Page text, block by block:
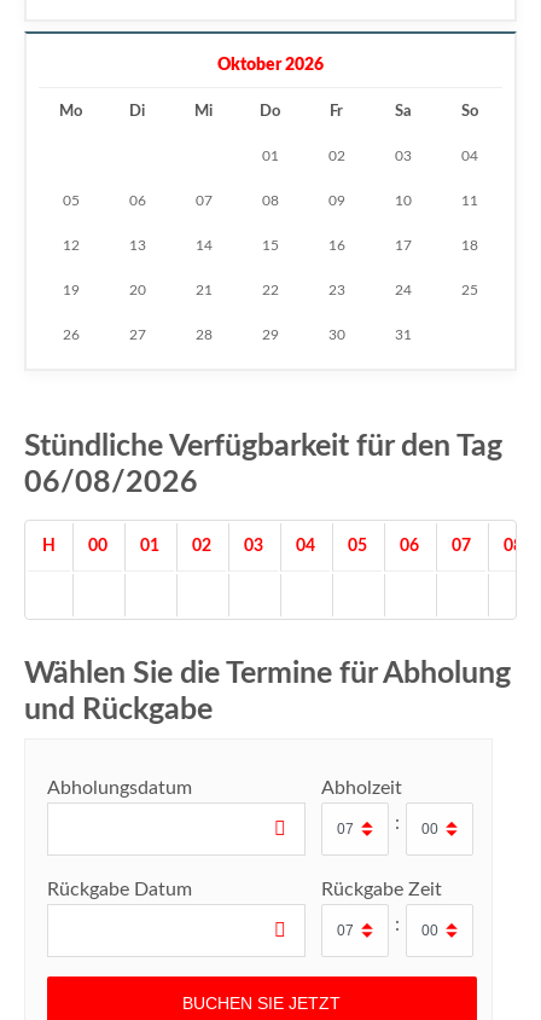
Oktober 2026
Mo Di Mi Do Fr Sa So
01 02 03 04
05 06 07 08 09 10 11
12 13 14 15 16 17 18
19 20 21 22 23 24 25
26 27 28 29 30 31
Stündliche Verfügbarkeit für den Tag
06/08/2026
H 00 01 02 03 04 05 06 07 08
Wählen Sie die Termine für Abholung
und Rückgabe
Abholungsdatum
Abholzeit
:
Rückgabe Datum
Rückgabe Zeit
: